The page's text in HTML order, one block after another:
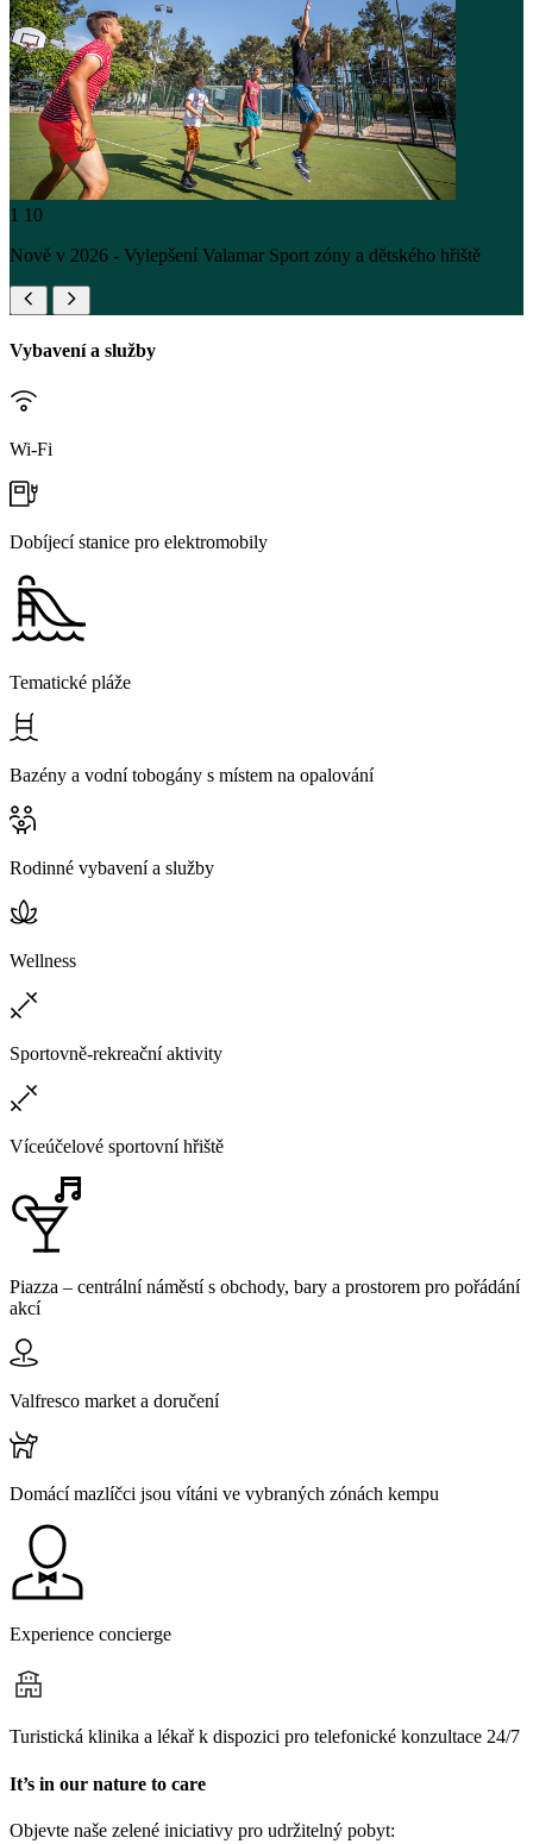
1 10
Nově v 2026 - Vylepšení Valamar Sport zóny a dětského hřiště
Vybavení a služby
Wi-Fi
Dobíjecí stanice pro elektromobily
Tematické pláže
Bazény a vodní tobogány s místem na opalování
Rodinné vybavení a služby
Wellness
Sportovně-rekreační aktivity
Víceúčelové sportovní hřiště
Piazza – centrální náměstí s obchody, bary a prostorem pro pořádání
akcí
Valfresco market a doručení
Domácí mazlíčci jsou vítáni ve vybraných zónách kempu
Experience concierge
Turistická klinika a lékař k dispozici pro telefonické konzultace 24/7
It’s in our nature to care
Objevte naše zelené iniciativy pro udržitelný pobyt: